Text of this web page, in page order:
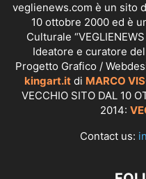
veglienews.com è un sito
10 ottobre 2000 ed è
Culturale
Ideatore e curatore
Progetto Grafico /
kingart.itdi MARCO
VECCHIO SITO DAL 10
2014:
Contact us: